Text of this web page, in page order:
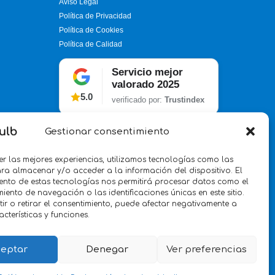
Gestionar consentimiento
las mejores experiencias, utilizamos tecnologías como las
almacenar y/o acceder a la información del dispositivo. El
de estas tecnologías nos permitirá procesar datos como el
de navegación o las identificaciones únicas en este sitio.
o retirar el consentimiento, puede afectar negativamente a
y funciones.
Denegar Ver preferencias
Política de Privacidad
Política de Cookies
Política de Calidad
5.0
Servicio mejor
valorado 2025
verificado por: Trustindex